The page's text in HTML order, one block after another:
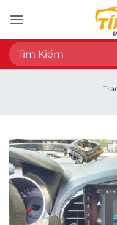
qua
nội
dung
Tìm
kiếm: